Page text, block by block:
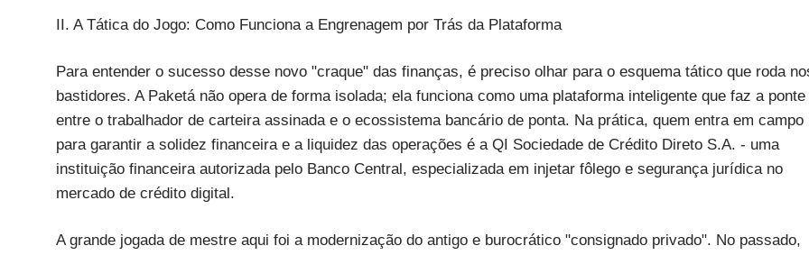
II. A Tática do Jogo: Como Funciona a Engrenagem por Trás da Plataforma
Para entender o sucesso desse novo "craque" das finanças, é preciso olhar para o esquema tático que roda
bastidores. A Paketá não opera de forma isolada; ela funciona como uma plataforma inteligente que faz a ponte
entre o trabalhador de carteira assinada e o ecossistema bancário de ponta. Na prática, quem entra em campo
para garantir a solidez financeira e a liquidez das operações é a QI Sociedade de Crédito Direto S.A. - uma
instituição financeira autorizada pelo Banco Central, especializada em injetar fôlego e segurança jurídica no
mercado de crédito digital.
A grande jogada de mestre aqui foi a modernização do antigo e burocrático "consignado privado". No passado,